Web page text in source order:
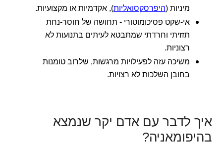
מיניות (היפרסקסואליות), אקדמיות או מקצועיות.
אי-שקט פסיכומוטורי - תחושה של חוסר-נחת
תזזיתי וחרדתי שמתבטא לעיתים בתנועות לא
רצוניות.
משיכה עזה לפעילויות מרגשות, שלרוב טומנות
בחובן השלכות לא רצויות.
איך לדבר עם אדם יקר שנמצא
בהיפומאניה?